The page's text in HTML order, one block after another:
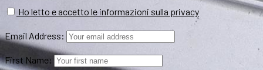
Ho letto e accetto le informazioni sulla privacy
Email Address:
First Name: